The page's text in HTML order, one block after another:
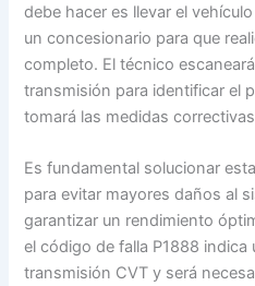
debe hacer es llevar el
un concesionario para que
completo. El técnico
transmisión para identificar el
tomará las medidas
Es fundamental solucionar
para evitar mayores daños al
garantizar un rendimiento
el código de falla P1888 indica
transmisión CVT y será